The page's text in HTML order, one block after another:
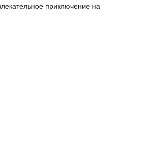
приключение на